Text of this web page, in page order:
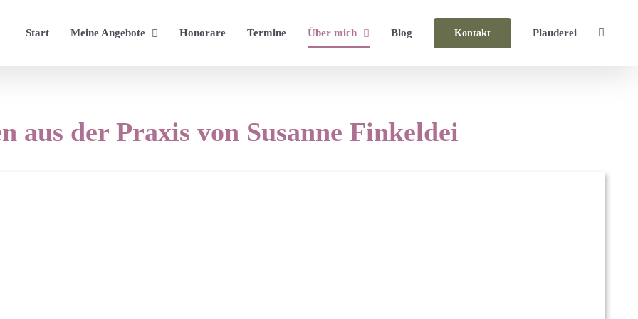
Start Meine Angebote Honorare Termine Über mich Blog Kontakt Plauderei
aus der Praxis von Susanne Finkeldei